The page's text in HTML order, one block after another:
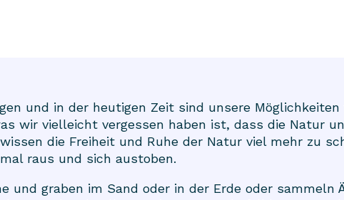
und in der heutigen Zeit sind unsere
wir vielleicht vergessen haben ist, dass die Natur
die Freiheit und Ruhe der Natur viel mehr zu
raus und sich austoben.
und graben im Sand oder in der Erde oder sammeln